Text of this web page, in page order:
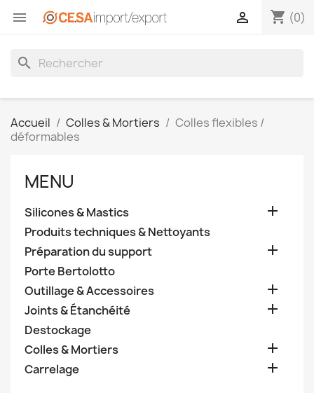
 shopping_cart (0)

search
Accueil Colles & Mortiers
Colles flexibles /
déformables
MENU
Silicones & Mastics 
Produits techniques & Nettoyants
Préparation du support

Porte Bertolotto
Outillage & Accessoires

Joints & Étanchéité 
Destockage
Colles & Mortiers

Carrelage 